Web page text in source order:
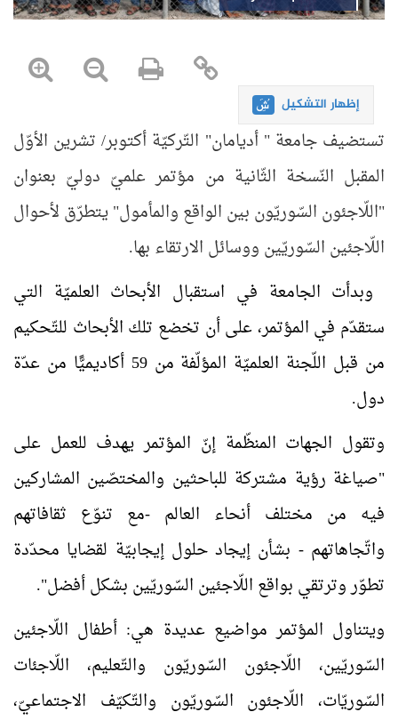
إظهار التشكيل
تستضيف جامعة " أديامان" التّركيّة أكتوبر/ تشرين الأوّل
المقبل النّسخة الثّانية من مؤتمر علميّ دوليّ بعنوان
"اللّاجئون السّوريّون بين الواقع والمأمول" يتطرّق لأحوال
اللّاجئين السّوريّين ووسائل الارتقاء بها.
وبدأت الجامعة في استقبال الأبحاث العلميّة التي
ستقدّم في المؤتمر، على أن تخضع تلك الأبحاث للتّحكيم
من قبل اللّجنة العلميّة المؤلّفة من 59 أكاديميًّا من عدّة
دول.
وتقول الجهات المنظّمة إنّ المؤتمر يهدف للعمل على
"صياغة رؤية مشتركة للباحثين والمختصّين المشاركين
فيه من مختلف أنحاء العالم -مع تنوّع ثقافاتهم
واتّجاهاتهم - بشأن إيجاد حلول إيجابيّة لقضايا محدّدة
تطوّر وترتقي بواقع اللّاجئين السّوريّين بشكل أفضل".
ويتناول المؤتمر مواضيع عديدة هي: أطفال اللّاجئين
السّوريّين، اللّاجئون السّوريّون والتّعليم، اللّاجئات
السّوريّات، اللّاجئون السّوريّون والتّكيّف الاجتماعيّ،